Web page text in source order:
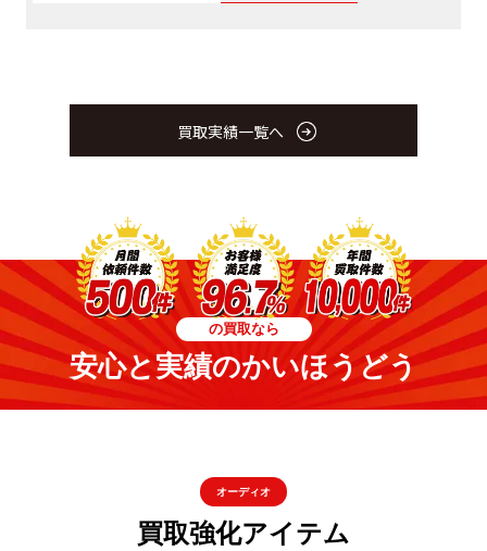
買取実績一覧へ
の買取なら
安心と実績のかいほうどう
オーディオ
買取強化アイテム